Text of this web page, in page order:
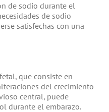
de sodio durante el
de sodio
satisfechas con una
que consiste en
del crecimiento
central, puede
durante el embarazo.